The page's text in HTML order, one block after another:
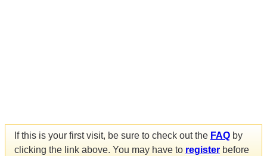
If this is your first visit, be sure to check out the FAQ by
clicking the link above. You may have to register before